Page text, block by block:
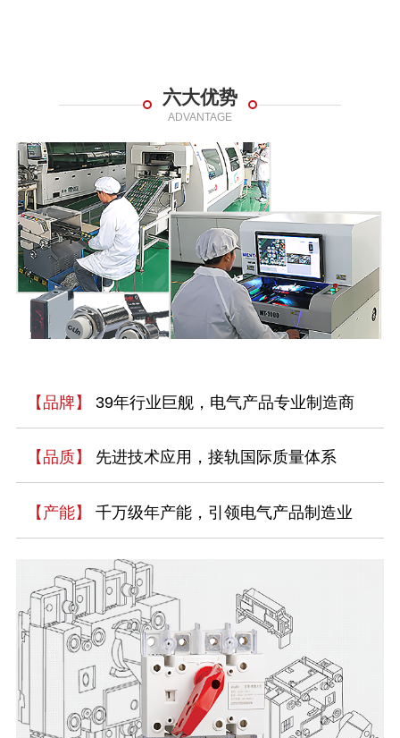
六大优势
ADVANTAGE
【品牌】 39年行业巨舰，电气产品专业制造商
【品质】 先进技术应用，接轨国际质量体系
【产能】 千万级年产能，引领电气产品制造业